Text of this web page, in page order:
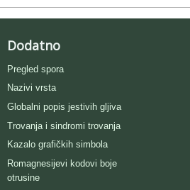
Dodatno
Pregled spora
Nazivi vrsta
Globalni popis jestivih gljiva
Trovanja i sindromi trovanja
Kazalo grafičkih simbola
Romagnesijevi kodovi boje
otrusine